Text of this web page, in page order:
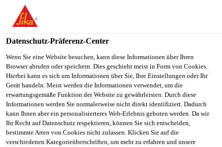
You are accessing "Sika Österreich", it seems you are accessing it
from "Vereinigte Staaten". We have a dedicated website for your
country.
TO
SIKA
USA
STAY ON THE SIKA
ÖSTERREICH WEBSITE
SELECT A
COUNTRY
Sika Österreich
Datenschutz-Präferenz-Center
Wenn Sie eine Website besuchen, kann diese Informationen über Ihren
Browser abrufen oder speichern. Dies geschieht meist in Form von Cookies.
Hierbei kann es sich um Informationen über Sie, Ihre Einstellungen oder Ihr
Gerät handeln. Meist werden die Informationen verwendet, um die
erwartungsgemäße Funktion der Website zu gewährleisten. Durch diese
Informationen werden Sie normalerweise nicht direkt identifiziert. Dadurch
kann Ihnen aber ein personalisierteres Web-Erlebnis geboten werden. Da wir
Ihr Recht auf Datenschutz respektieren, können Sie sich entscheiden,
bestimmte Arten von Cookies nicht zulassen. Klicken Sie auf die
verschiedenen Kategorieüberschriften, um mehr zu erfahren und unsere